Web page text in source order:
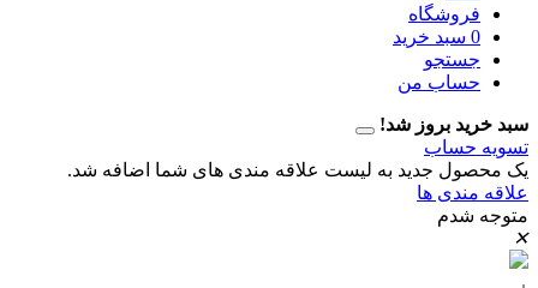
سبد خرید
من
بروز شد!
جدید به لیست علاقه مندی های شما اضافه شد.
ها